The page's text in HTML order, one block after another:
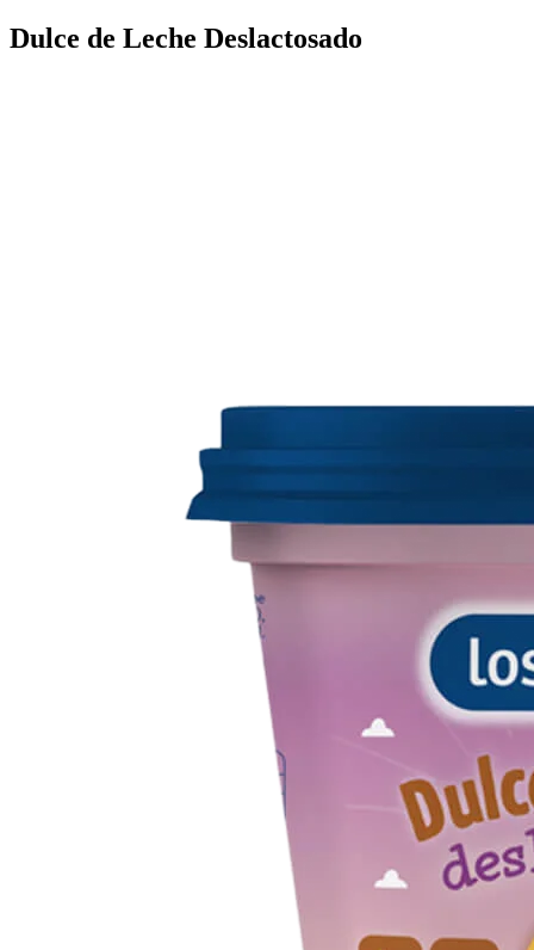
Dulce de Leche Deslactosado